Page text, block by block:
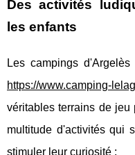
Des activités
les enfants
Les campings
https://www.camping-
véritables terrains de jeu
multitude d'activités qui
stimuler leur curiosité :